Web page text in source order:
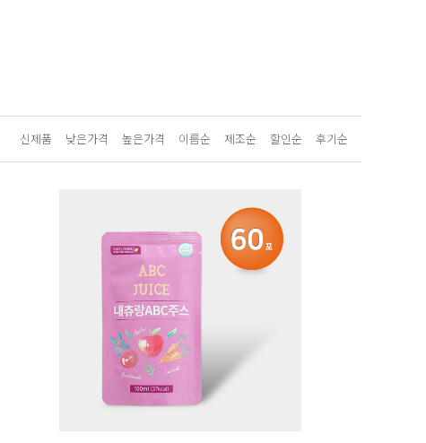
신제품 낮은가격 높은가격 이름순 제조순 할인순 후기순